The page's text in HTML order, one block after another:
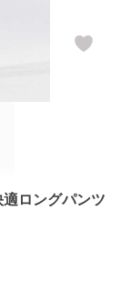
ロングパンツ